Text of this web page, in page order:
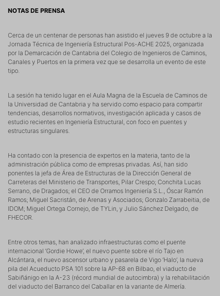
NOTAS DE PRENSA
Cerca de un centenar de personas han asistido el jueves 9 de octubre a la
Jornada Técnica de Ingeniería Estructural Pos-ACHE 2025, organizada
por la Demarcación de Cantabria del Colegio de Ingenieros de Caminos,
Canales y Puertos en la primera vez que se desarrolla un evento de este
tipo.
La sesión ha tenido lugar en el Aula Magna de la Escuela de Caminos de
la Universidad de Cantabria y ha servido como espacio para compartir
tendencias, desarrollos normativos, investigación aplicada y casos de
estudio recientes en Ingeniería Estructural, con foco en puentes y
estructuras singulares.
Ha contado con la presencia de expertos en la materia, tanto de la
administración pública como de empresas privadas. Así, han sido
ponentes la jefa de Área de Estructuras de la Dirección General de
Carreteras del Ministerio de Transportes, Pilar Crespo; Conchita Lucas
Serrano, de Dragados; el CEO de Orramos Ingeniería S.L., Óscar Ramón
Ramos; Miguel Sacristán, de Arenas y Asociados; Gonzalo Zarrabeitia, de
IDOM; Miguel Ortega Cornejo, de TYLin, y Julio Sánchez Delgado, de
FHECOR.
Entre otros temas, han analizado infraestructuras como el puente
internacional ‘Gordie Howe’, el nuevo puente sobre el río Tajo en
Alcántara, el nuevo ascensor urbano y pasarela de Vigo ‘Halo’, la nueva
pila del Acueducto PSA 101 sobre la AP-68 en Bilbao, el viaducto de
Sabiñánigo en la A-23 (récord mundial de autocimbra) y la rehabilitación
del viaducto del Barranco del Caballar en la variante de Almería.